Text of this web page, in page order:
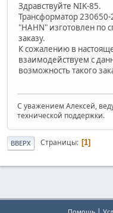
Здравствуйте NIK-85.
Трансформатор
"HAHN" изготовлен по
заказу.
К сожалению в
взаимодействуем с
возможность такого
С уважением Алексей,
технической поддержки.
ВВЕРХ Страницы 1